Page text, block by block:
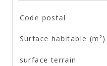
TRAD_SIROCCO_Caracteristique
Code postal
Surface habitable (m²)
surface terrain